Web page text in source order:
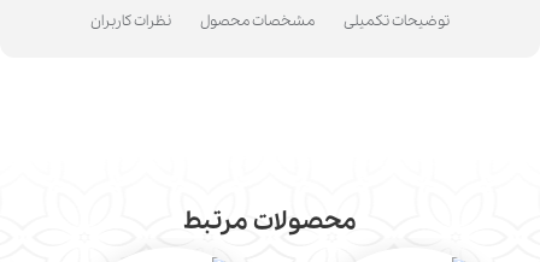
توضیحات تکمیلی مشخصات محصول نظرات کاربران
محصولات مرتبط